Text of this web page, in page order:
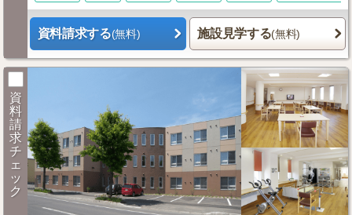
資料請求する(無料) 施設見学する(無料)
資
料
請
求
チ
ェ
ッ
ク